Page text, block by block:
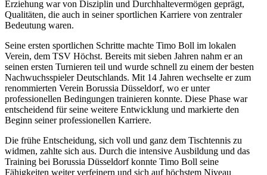
Erziehung war von Disziplin und Durchhaltevermögen geprägt,
Qualitäten, die auch in seiner sportlichen Karriere von zentraler
Bedeutung waren.
Seine ersten sportlichen Schritte machte Timo Boll im lokalen
Verein, dem TSV Höchst. Bereits mit sieben Jahren nahm er an
seinen ersten Turnieren teil und wurde schnell zu einem der besten
Nachwuchsspieler Deutschlands. Mit 14 Jahren wechselte er zum
renommierten Verein Borussia Düsseldorf, wo er unter
professionellen Bedingungen trainieren konnte. Diese Phase war
entscheidend für seine weitere Entwicklung und markierte den
Beginn seiner professionellen Karriere.
Die frühe Entscheidung, sich voll und ganz dem Tischtennis zu
widmen, zahlte sich aus. Durch die intensive Ausbildung und das
Training bei Borussia Düsseldorf konnte Timo Boll seine
Fähigkeiten weiter verfeinern und sich auf höchstem Niveau